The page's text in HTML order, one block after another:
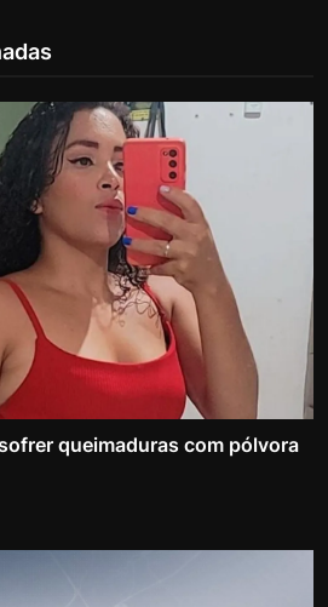
queimaduras com pólvora